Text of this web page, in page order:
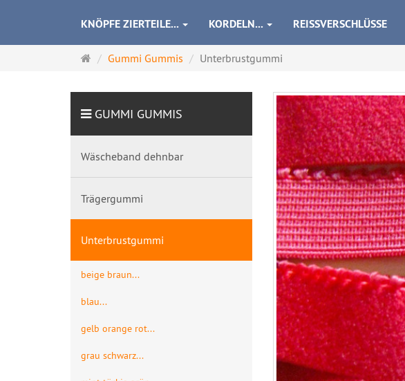
KNÖPFE ZIERTEILE... KORDELN... REISSVERSCHLÜSSE
Startseite
Gummi Gummis Unterbrustgummi
GUMMI GUMMIS
Wäscheband dehnbar
Trägergummi
Unterbrustgummi
beige braun...
blau...
gelb orange rot...
grau schwarz...